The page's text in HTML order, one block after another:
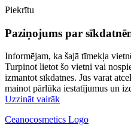
Piekrītu
Paziņojums par
Informējam, ka šajā tīmekļa
Turpinot lietot šo vietni vai
izmantot sīkdatnes. Jūs varat
mainot pārlūka iestatījumus un
Uzzināt vairāk
Ceanocosmetics Logo